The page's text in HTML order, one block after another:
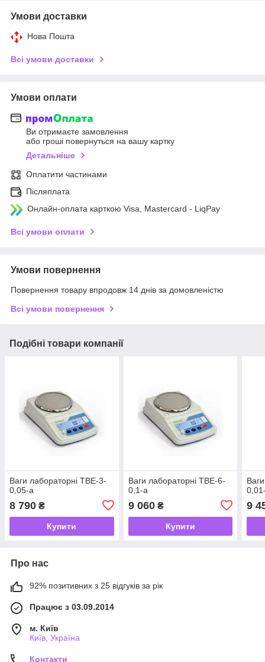
Умови доставки
Нова Пошта
Всі умови доставки
Умови оплати
Ви отримаєте замовлення
або гроші повернуться на вашу картку
Детальніше
Оплатити частинами
Післяплата
Онлайн-оплата карткою Visa, Mastercard - LiqPay
Всі умови оплати
Умови повернення
Повернення товару впродовж 14 днів за домовленістю
Всі умови повернення
Подібні товари компанії
Ваги лабораторні ТВЕ-3-
0,05-а
8 790 ₴
Купити
Ваги лабораторні ТВЕ-6-
0,1-а
9 060₴
Купити
9
Про нас
92% позитивних з 25 відгуків за рік
Працює з 03.09.2014
м. Київ
Київ, Україна
Контакти